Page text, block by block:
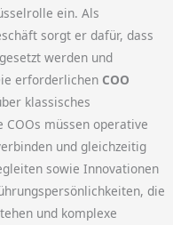
ein. Als
sorgt er dafür, dass
werden und
erforderlichen COO
klassisches
COOs müssen operative
und gleichzeitig
sowie Innovationen
die
und komplexe